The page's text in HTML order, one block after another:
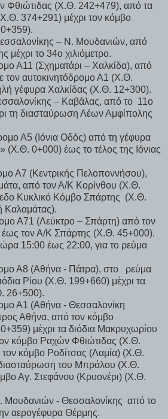
Φθιώτιδας (Χ.Θ. 242+479), από τα
374+291) μέχρι τον κόμβο
– Ν. Μουδανιών, από
μέχρι το 34ο χιλιόμετρο.
Α11 (Σχηματάρι – Χαλκίδα), από
τον αυτοκινητόδρομο Α1 (Χ.Θ.
γέφυρα Χαλκίδας (Χ.Θ. 12+300).
– Καβάλας, από το 11ο
τη διασταύρωση Λέων Αμφίπολης
Α5 (Ιόνια Οδός) από τη γέφυρα
(Χ.Θ. 0+000) έως το τέλος της Ιόνιας
Α7 (Κεντρικής Πελοποννήσου),
από τον Α/Κ Κορίνθου (Χ.Θ.
Κυκλικό Κόμβο Σπάρτης (Χ.Θ.
Καλαμάτας).
Α71 (Λεύκτρο – Σπάρτη) από τον
τον Α/Κ Σπάρτης (Χ.Θ. 45+000).
15:00 έως 22:00, για το ρεύμα
Α8 (Αθήνα - Πάτρα), στο ρεύμα
Ρίου (Χ.Θ. 199+660) μέχρι τα
26+500).
Α1 (Αθήνα - Θεσσαλονίκη
Αθήνα, από τον κόμβο
μέχρι τα διόδια Μακρυχωρίου
κόμβο Ραχών Φθιώτιδας (Χ.Θ.
κόμβο Ροδίτσας (Λαμία) (Χ.Θ.
του Μπράλου (Χ.Θ.
Αγ. Στεφάνου (Κρυονέρι) (Χ.Θ.
Μουδανιών - Θεσσαλονίκης από το
αερογέφυρα Θέρμης.